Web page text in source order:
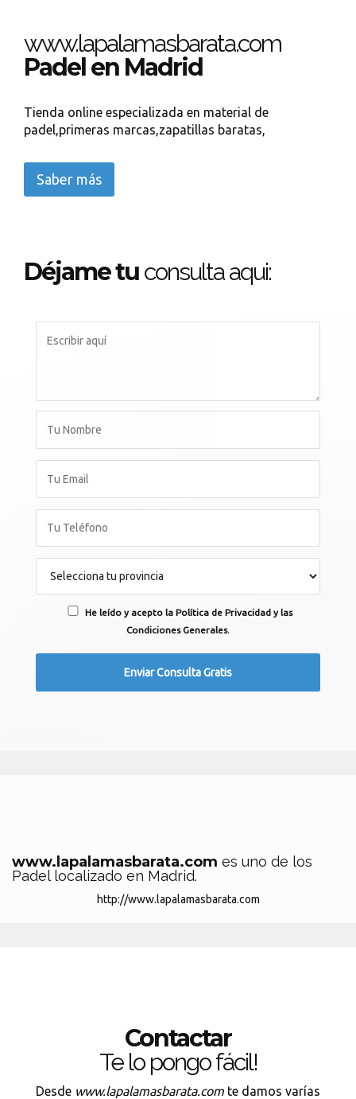
www.lapalamasbarata.com
Padel en Madrid
Tienda online especializada en material de
padel,primeras marcas,zapatillas baratas,
Saber más
Déjame tu consulta aqui:
He leído y acepto la Política de Privacidad y las
Condiciones Generales.
www.lapalamasbarata.com es uno de los
Padel localizado en Madrid.
http://www.lapalamasbarata.com
Contactar
Te lo pongo fácil!
Desde www.lapalamasbarata.com te damos varías